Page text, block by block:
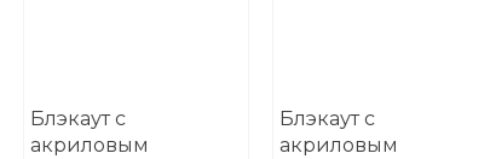
Блэкаут с
акриловым
Блэкаут с
акриловым